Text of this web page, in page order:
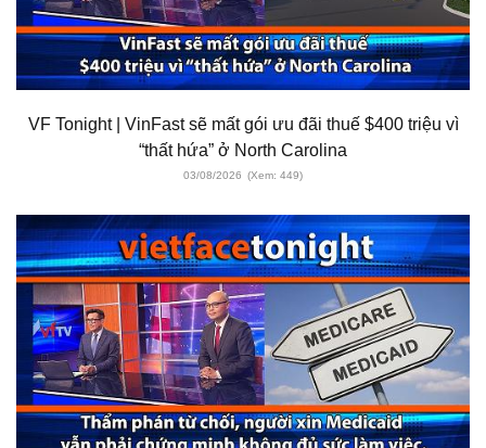
VF Tonight | VinFast sẽ mất gói ưu đãi thuế $400 triệu vì
“thất hứa” ở North Carolina
03/08/2026 (Xem: 449)